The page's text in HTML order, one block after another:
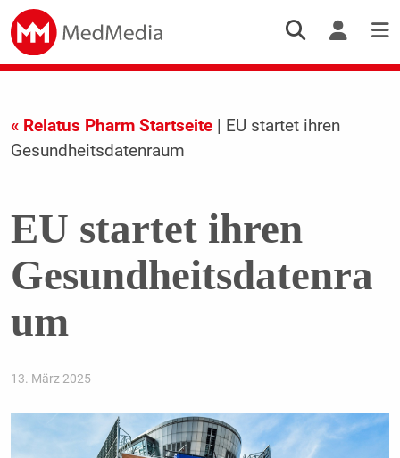
« Relatus Pharm Startseite| EU startet ihren
Gesundheitsdatenraum
EU startet ihren
Gesundheitsdatenra
um
13. März 2025